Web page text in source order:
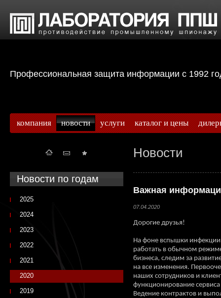
Профессиональная защита информации с
компания новости услуги каталог и цены
Новости
Важная
07.04.2020
На фоне вспышки
работать в обычном
бизнеса, следим за
на все изменения.
наших сотрудников и
функционирование
Ведение контрактов и
Новости по годам
2025
2024
2023
2022
2021
2020
2019